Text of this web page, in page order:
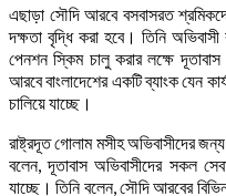
এছাড়া সৌদি আরবে বসবাসরত
দক্ষতা বৃদ্ধি করা হবে। তিনি অভিবাসী
পেনশন স্কিম চালু করার লক্ষে
আরবে বাংলাদেশের একটি ব্যাংক যেন
চালিয়ে যাচ্ছে।
রাষ্ট্রদূত গোলাম মসীহ অভিবাসীদের
বলেন, দূতাবাস অভিবাসীদের সকল
যাচ্ছে। তিনি বলেন, সৌদি আরবের